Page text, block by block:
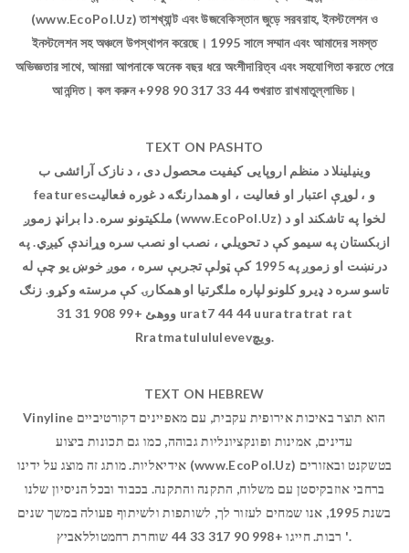
(www.EcoPol.Uz) তাশখ্যান্ট এবং উজবেকিস্তান জুড়ে সরবরাহ, ইনস্টলেশন ও
ইনস্টলেশন সহ অঞ্চলে উপস্থাপন করেছে। 1995 সালে সম্মান এবং আমাদের সমস্ত
অভিজ্ঞতার সাথে, আমরা আপনাকে অনেক বছর ধরে অংশীদারিত্ব এবং সহযোগিতা করতে পেরে
আনন্দিত। কল করুন +998 90 317 33 44 শুখরাত রাখমাতুল্লাভিচ।
TEXT ON PASHTO
وینیلینلا د منظم اروپایی کیفیت محصول دی ، د نازک آرائشی ب
featuresو ، لوړې اعتبار او فعالیت ، او همدارنګه د غوره فعالیت
ملکیتونو سره. دا برانډ زموږ (www.EcoPol.Uz) لخوا په تاشکند او د
ازبکستان په سیمو کې د تحویلي ، نصب او نصب سره وړاندې کیږي. په
درنښت او زموږ په 1995 کې ټولې تجربې سره ، موږ خوښ یو چې له
تاسو سره د ډیرو کلونو لپاره ملګرتیا او همکارۍ کې مرسته وکړو. زنګ
ووهئ +99 908 31 31 urat7 44 44 uuratratrat rat
Rratmatulululevevویچ.
TEXT ON HEBREW
Vinyline הוא תוצר באיכות אירופית עקבית, עם מאפיינים דקורטיביים
עדינים, אמינות ופונקציונליות גבוהה, כמו גם תכונות ביצוע
אידיאליות. מותג זה מוצג על ידינו (www.EcoPol.Uz) בטשקנט ובאזורים
ברחבי אוזבקיסטן עם משלוח, התקנה והתקנה. בכבוד ובכל הניסיון שלנו
בשנת 1995, אנו שמחים לעזור לך, לשותפות ולשיתוף פעולה במשך שנים
רבות. חייגו +998 90 317 33 44 שוחרת רחמטוללאביץ '.